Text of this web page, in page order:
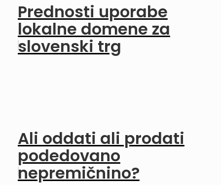
Prednosti uporabe
lokalne domene za
slovenski trg
Ali oddati ali prodati
podedovano
nepremičnino?